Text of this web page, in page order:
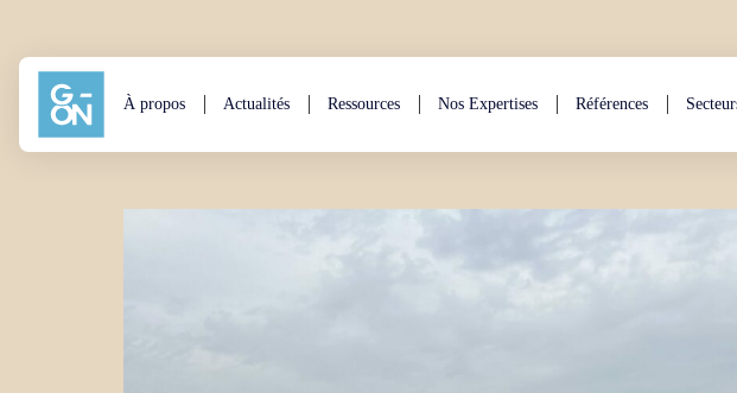
À propos Actualités Ressources Nos Expertises Références